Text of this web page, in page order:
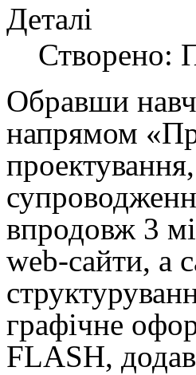
Деталі
Створено:
Обравши
напрямом
впродовж 3
web-сайти, а
графічне
FLASH,